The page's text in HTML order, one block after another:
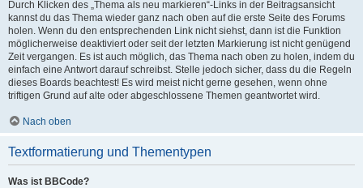
Durch Klicken des „Thema als neu markieren“-Links in der Beitragsansicht
kannst du das Thema wieder ganz nach oben auf die erste Seite des Forums
holen. Wenn du den entsprechenden Link nicht siehst, dann ist die Funktion
möglicherweise deaktiviert oder seit der letzten Markierung ist nicht genügend
Zeit vergangen. Es ist auch möglich, das Thema nach oben zu holen, indem du
einfach eine Antwort darauf schreibst. Stelle jedoch sicher, dass du die Regeln
dieses Boards beachtest! Es wird meist nicht gerne gesehen, wenn ohne
triftigen Grund auf alte oder abgeschlossene Themen geantwortet wird.
Nach oben
Textformatierung und Thementypen
Was ist BBCode?